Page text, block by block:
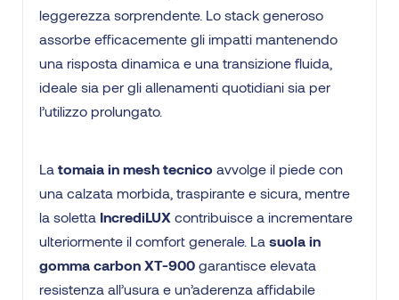
leggerezza sorprendente. Lo stack generoso
assorbe efficacemente gli impatti mantenendo
una risposta dinamica e una transizione fluida,
ideale sia per gli allenamenti quotidiani sia per
l’utilizzo prolungato.
La tomaia in mesh tecnico avvolge il piede con
una calzata morbida, traspirante e sicura, mentre
la soletta IncrediLUX contribuisce a incrementare
ulteriormente il comfort generale. La suola in
gomma carbon XT-900 garantisce elevata
resistenza all’usura e un’aderenza affidabile